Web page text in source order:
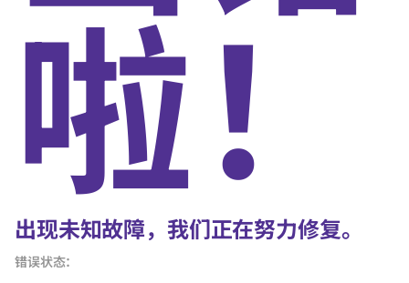
啦！
出现未知故障，我们正在努力修复。
错误状态：